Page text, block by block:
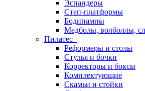
Эспандеры
Степ-платформы
Бодипампы
Медболы, волболлы,
Пилатес
Реформеры и столы
Стулья и бочки
Корректоры и боксы
Комплектующие
Скамьи и стойки